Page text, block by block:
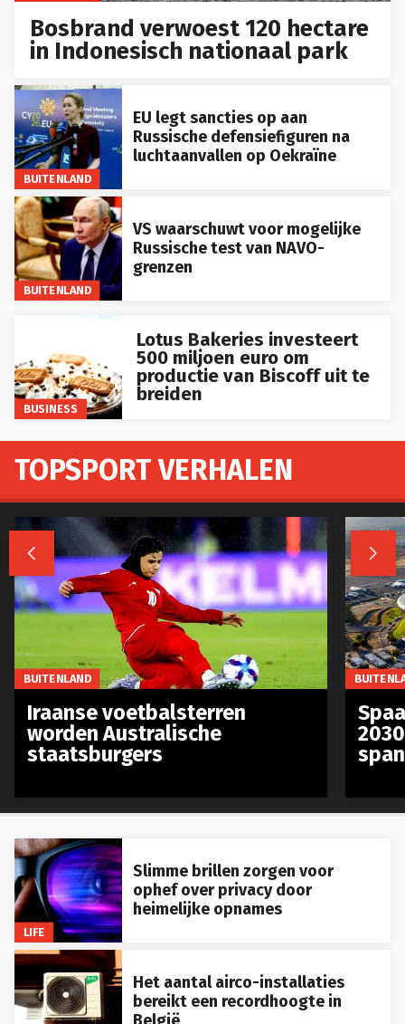
Bosbrand verwoest 120 hectare
in Indonesisch nationaal park
BUITENLAND
EU legt sancties op aan
Russische defensiefiguren na
luchtaanvallen op Oekraïne
BUITENLAND
VS waarschuwt voor mogelijke
Russische test van NAVO-
grenzen
BUSINESS
Lotus Bakeries investeert
500 miljoen euro om
productie van Biscoff uit te
breiden
LIFE
Slimme brillen zorgen voor
ophef over privacy door
heimelijke opnames
Het aantal airco-installaties
bereikt een recordhoogte in
België
TOPSPORT VERHALEN
 
BUITENLAND
Iraanse voetbalsterren
worden Australische
staatsburgers